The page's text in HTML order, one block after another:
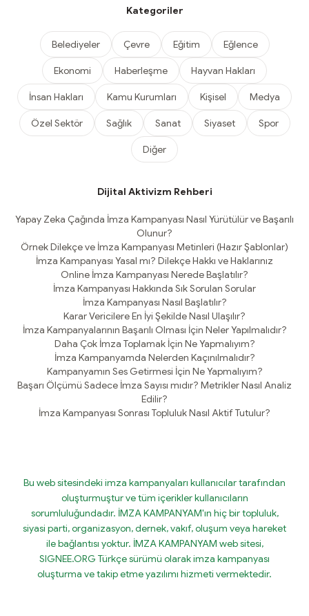
Kategoriler
Belediyeler Çevre Eğitim Eğlence
Ekonomi Haberleşme Hayvan Hakları
İnsan Hakları Kamu Kurumları Kişisel Medya
Özel Sektör Sağlık Sanat Siyaset Spor
Diğer
Dijital Aktivizm Rehberi
Yapay Zeka Çağında İmza Kampanyası Nasıl Yürütülür ve Başarılı
Olunur?
Örnek Dilekçe ve İmza Kampanyası Metinleri (Hazır Şablonlar)
İmza Kampanyası Yasal mı? Dilekçe Hakkı ve Haklarınız
Online İmza Kampanyası Nerede Başlatılır?
İmza Kampanyası Hakkında Sık Sorulan Sorular
İmza Kampanyası Nasıl Başlatılır?
Karar Vericilere En İyi Şekilde Nasıl Ulaşılır?
İmza Kampanyalarının Başarılı Olması İçin Neler Yapılmalıdır?
Daha Çok İmza Toplamak İçin Ne Yapmalıyım?
İmza Kampanyamda Nelerden Kaçınılmalıdır?
Kampanyamın Ses Getirmesi İçin Ne Yapmalıyım?
Başarı Ölçümü Sadece İmza Sayısı mıdır? Metrikler Nasıl Analiz
Edilir?
İmza Kampanyası Sonrası Topluluk Nasıl Aktif Tutulur?
Bu web sitesindeki imza kampanyaları kullanıcılar tarafından
oluşturmuştur ve tüm içerikler kullanıcıların
sorumluluğundadır. İMZA KAMPANYAM'ın hiç bir topluluk,
siyasi parti, organizasyon, dernek, vakıf, oluşum veya hareket
ile bağlantısı yoktur. İMZA KAMPANYAM web sitesi,
SIGNEE.ORG Türkçe sürümü olarak imza kampanyası
oluşturma ve takip etme yazılımı hizmeti vermektedir.